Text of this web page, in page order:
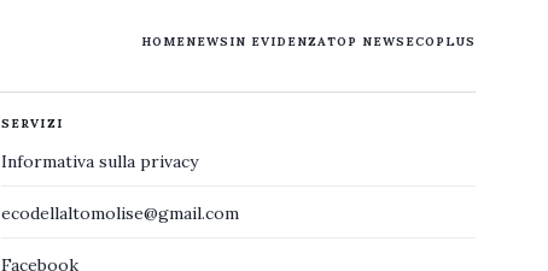
HOMENEWS IN EVIDENZATOP NEWS ECOPLUS
SERVIZI
Informativa sulla privacy
ecodellaltomolise@gmail.com
Facebook